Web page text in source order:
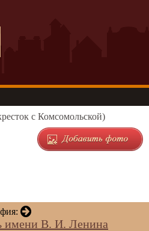
с Комсомольской)
имени В. И. Ленина